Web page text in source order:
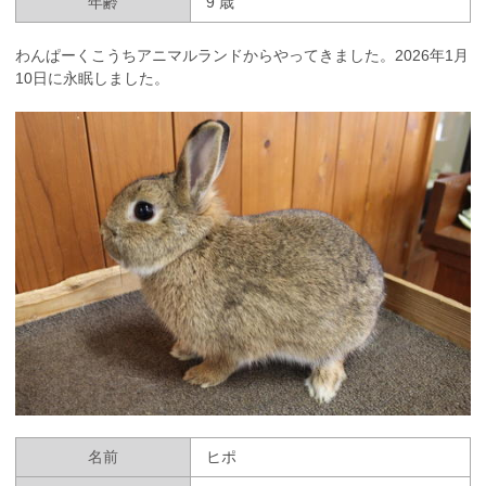
わんぱーくこうちアニマルランドからやってきました。2026年1月
10日に永眠しました。
名前 ヒポ